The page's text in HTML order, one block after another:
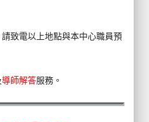
請致電以上地點與本中心職員預
導師解答服務。